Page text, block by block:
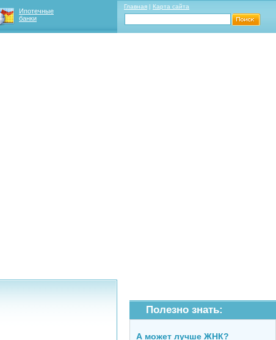
Ипотечные
банки
Главная | Карта сайта
Полезно знать:
А может лучше ЖНК?